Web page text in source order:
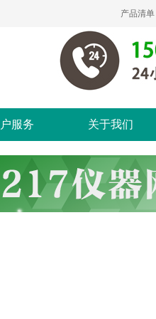
产品清单
服务 关于我们